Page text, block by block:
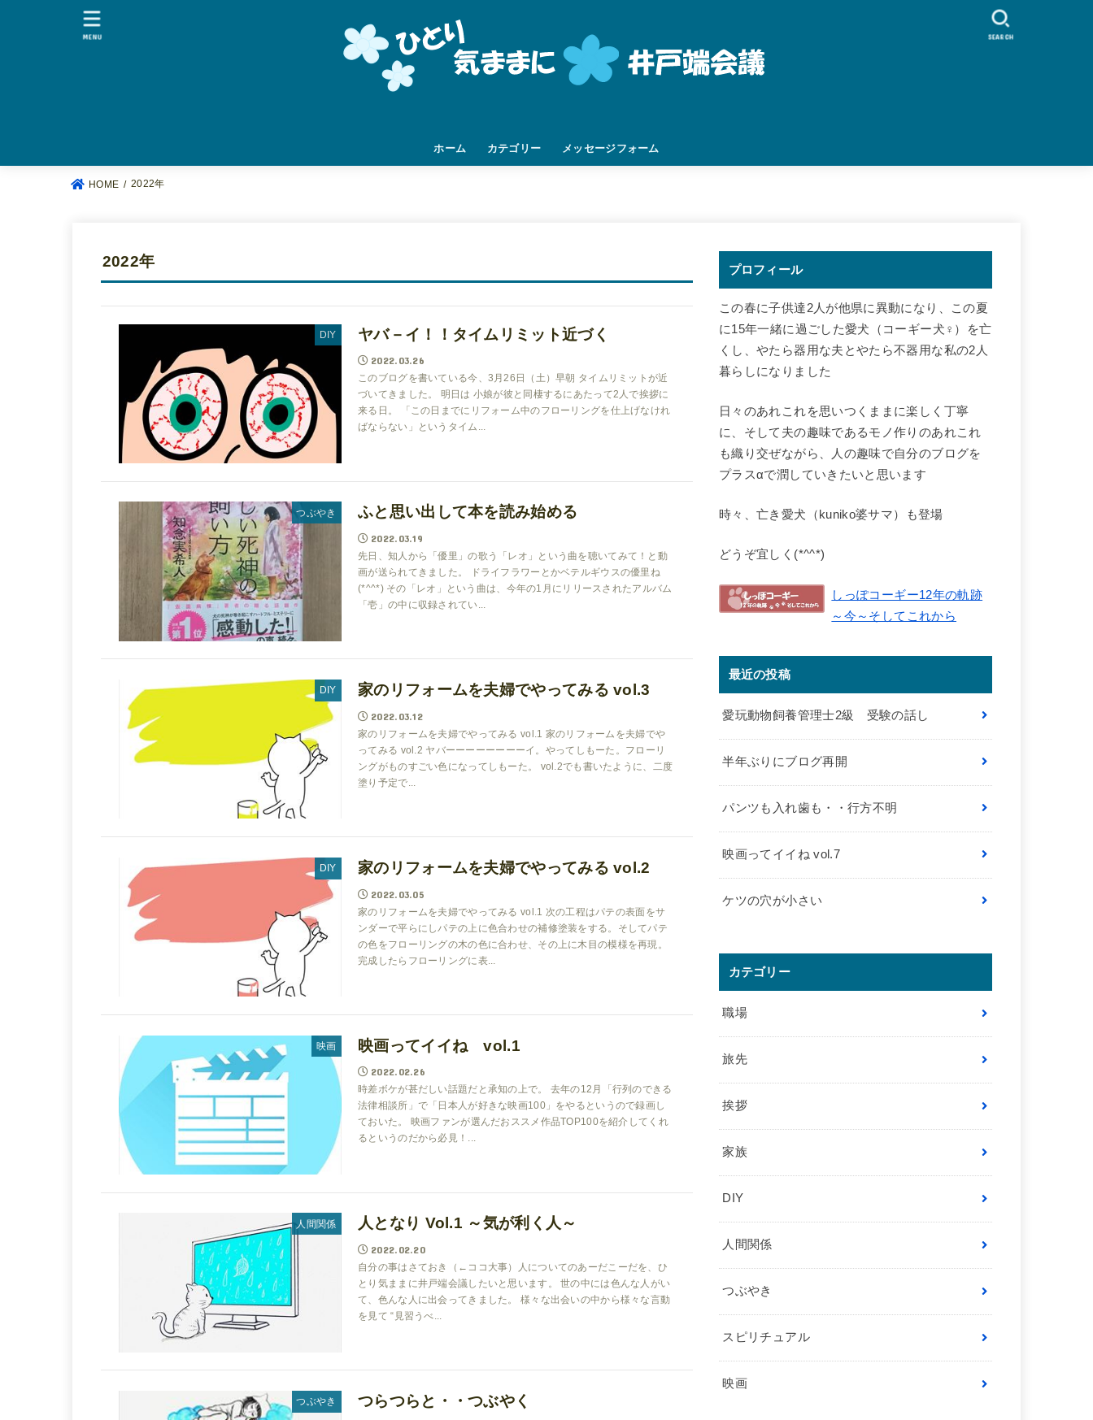
ホーム カテゴリー メッセージフォーム
SEARCH
MENU
HOME 2022年
2022年
DIY ヤバ－イ！！タイムリミット近づく
2022.03.26
このブログを書いている今、3月26日（土）早朝 タイムリミットが近
づいてきました。 明日は 小娘が彼と同棲するにあたって2人で挨拶に
来る日。 「この日までにリフォーム中のフローリングを仕上げなけれ
ばならない」というタイム...
つぶやき ふと思い出して本を読み始める
2022.03.19
先日、知人から「優里」の歌う「レオ」という曲を聴いてみて！と動
画が送られてきました。 ドライフラワーとかベテルギウスの優里ね
(*^^*) その「レオ」という曲は、今年の1月にリリースされたアルバム
「壱」の中に収録されてい...
DIY 家のリフォームを夫婦でやってみる vol.3
2022.03.12
家のリフォームを夫婦でやってみる vol.1 家のリフォームを夫婦でや
ってみる vol.2 ヤバーーーーーーーーイ。やってしもーた。フローリ
ングがものすごい色になってしもーた。 vol.2でも書いたように、二度
塗り予定で...
DIY 家のリフォームを夫婦でやってみる vol.2
2022.03.05
家のリフォームを夫婦でやってみる vol.1 次の工程はパテの表面をサ
ンダーで平らにしパテの上に色合わせの補修塗装をする。そしてパテ
の色をフローリングの木の色に合わせ、その上に木目の模様を再現。
完成したらフローリングに表...
映画 映画ってイイね vol.1
2022.02.26
時差ボケが甚だしい話題だと承知の上で。 去年の12月「行列のできる
法律相談所」で「日本人が好きな映画100」をやるというので録画し
ておいた。 映画ファンが選んだおススメ作品TOP100を紹介してくれ
るというのだから必見！...
人間関係 人となり Vol.1 ～気が利く人～
2022.02.20
自分の事はさておき（←ココ大事）人についてのあーだこーだを、ひ
とり気ままに井戸端会議したいと思います。 世の中には色んな人がい
て、色んな人に出会ってきました。 様々な出会いの中から様々な言動
を見て “見習うべ...
つぶやき つらつらと・・つぶやく
プロフィール
この春に子供達2人が他県に異動になり、この夏
に15年一緒に過ごした愛犬（コーギー犬♀）を亡
くし、やたら器用な夫とやたら不器用な私の2人
暮らしになりました
日々のあれこれを思いつくままに楽しく丁寧
に、そして夫の趣味であるモノ作りのあれこれ
も織り交ぜながら、人の趣味で自分のブログを
プラスαで潤していきたいと思います
時々、亡き愛犬（kuniko婆サマ）も登場
どうぞ宜しく(*^^*)
しっぽコーギー12年の軌跡
～今～そしてこれから
最近の投稿
愛玩動物飼養管理士2級 受験の話し
半年ぶりにブログ再開
パンツも入れ歯も・・行方不明
映画ってイイね vol.7
ケツの穴が小さい
カテゴリー
職場
旅先
挨拶
家族
DIY
人間関係
つぶやき
スピリチュアル
映画